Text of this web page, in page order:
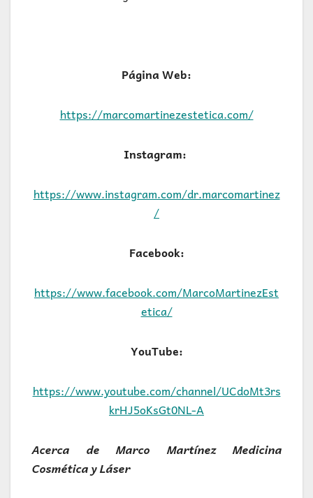
Página Web:
https://marcomartinezestetica.com/
Instagram:
https://www.instagram.com/dr.marcomartinez
/
Facebook:
https://www.facebook.com/MarcoMartinezEst
etica/
YouTube:
https://www.youtube.com/channel/UCdoMt3rs
krHJ5oKsGt0NL-A
Acerca de Marco Martínez Medicina
Cosmética y Láser